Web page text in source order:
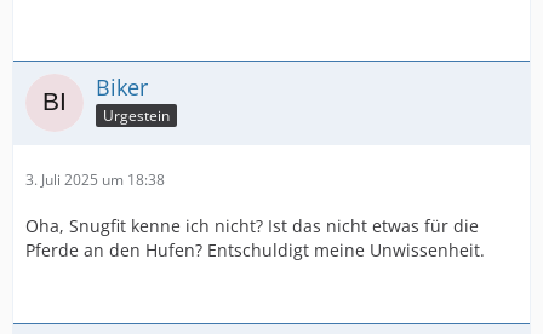
Biker
Urgestein
3. Juli 2025 um 18:38
Oha, Snugfit kenne ich nicht? Ist das nicht etwas für die
Pferde an den Hufen? Entschuldigt meine Unwissenheit.